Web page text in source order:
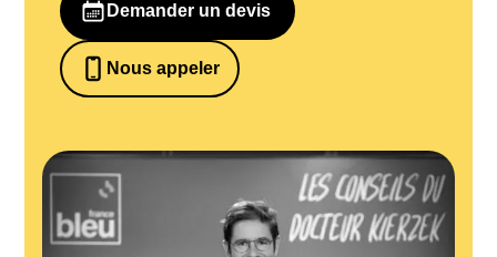
Demander un devis
Nous appeler
0652698481